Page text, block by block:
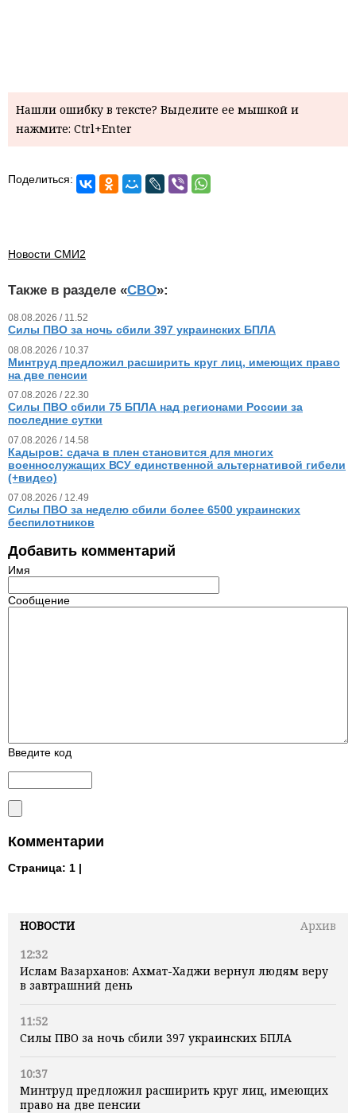
НОВОСТИ
Архив
12:32
Ислам Вазарханов: Ахмат-Хаджи вернул людям веру
в завтрашний день
11:52
Силы ПВО за ночь сбили 397 украинских БПЛА
10:37
Минтруд предложил расширить круг лиц, имеющих
право на две пенсии
Нашли ошибку в тексте? Выделите ее мышкой и
нажмите: Ctrl+Enter
Поделиться:
Новости СМИ2
Также в разделе «СВО»:
08.08.2026 / 11.52
Силы ПВО за ночь сбили 397 украинских БПЛА
08.08.2026 / 10.37
Минтруд предложил расширить круг лиц, имеющих право
на две пенсии
07.08.2026 / 22.30
Силы ПВО сбили 75 БПЛА над регионами России за
последние сутки
07.08.2026 / 14.58
Кадыров: сдача в плен становится для многих
военнослужащих ВСУ единственной альтернативой гибели
(+видео)
07.08.2026 / 12.49
Силы ПВО за неделю сбили более 6500 украинских
беспилотников
Добавить комментарий
Имя
Сообщение
Введите код
Комментарии
Страница: 1 |